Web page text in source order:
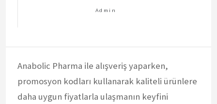
Anabolic Pharma ile alışveriş yaparken,
promosyon kodları kullanarak kaliteli ürünlere
daha uygun fiyatlarla ulaşmanın keyfini